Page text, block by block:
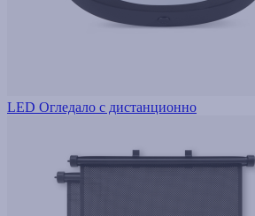
LED Огледало с дистанционно